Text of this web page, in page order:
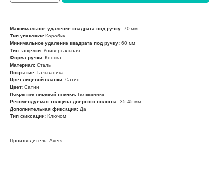
Максимальное удаление квадрата под ручку: 70 мм
Тип упаковки: Коробка
Минимальное удаление квадрата под ручку: 60 мм
Тип защелки: Универсальная
Форма ручки: Кнопка
Материал: Сталь
Покрытие: Гальваника
Цвет лицевой планки: Сатин
Цвет: Сатин
Покрытие лицевой планки: Гальваника
Рекомендуемая толщина дверного полотна: 35-45 мм
Дополнительная фиксация: Да
Тип фиксации: Ключом
Производитель: Avers